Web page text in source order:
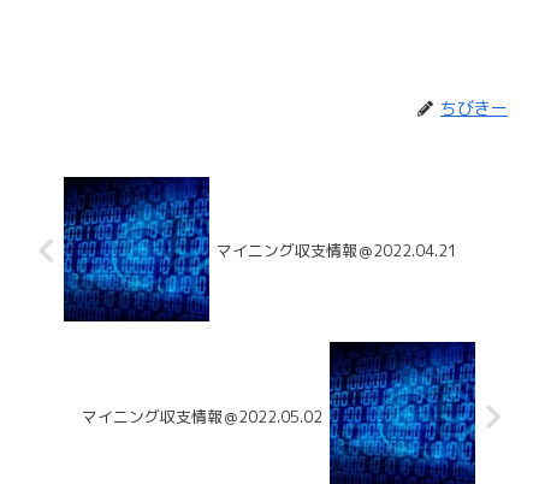
ちびきー
マイニング収支情報＠2022.04.21
マイニング収支情報＠2022.05.02